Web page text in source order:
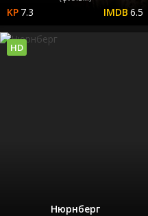
7.3 6.5
Нюрнберг
HD